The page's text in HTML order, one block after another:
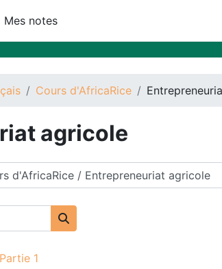
Mes notes
Cours d'AfricaRice
agricole
Buscar cursos
1